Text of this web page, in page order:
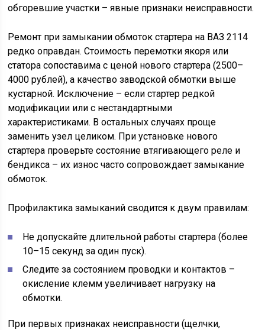
обгоревшие участки – явные признаки неисправности.
Ремонт при замыкании обмоток стартера на ВАЗ 2114
редко оправдан. Стоимость перемотки якоря или
статора сопоставима с ценой нового стартера (2500–
4000 рублей), а качество заводской обмотки выше
кустарной. Исключение – если стартер редкой
модификации или с нестандартными
характеристиками. В остальных случаях проще
заменить узел целиком. При установке нового
стартера проверьте состояние втягивающего реле и
бендикса – их износ часто сопровождает замыкание
обмоток.
Профилактика замыканий сводится к двум правилам:
Не допускайте длительной работы стартера (более
10–15 секунд за один пуск).
Следите за состоянием проводки и контактов –
окисление клемм увеличивает нагрузку на
обмотки.
При первых признаках неисправности (щелчки,